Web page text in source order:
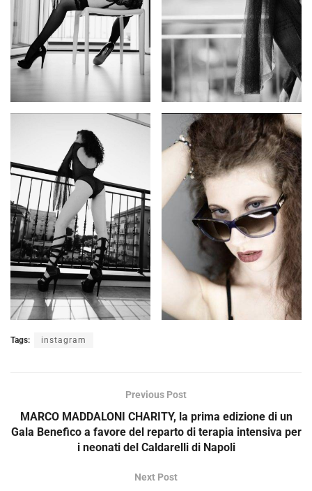
Tags: instagram
Previous Post
MARCO MADDALONI CHARITY, la prima edizione di un
Gala Benefico a favore del reparto di terapia intensiva per
i neonati del Caldarelli di Napoli
Next Post